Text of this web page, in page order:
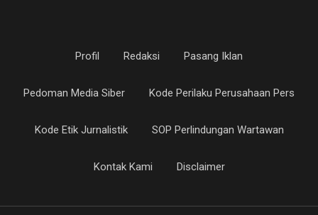
Profil Redaksi Pasang Iklan
Pedoman Media Siber Kode Perilaku Perusahaan Pers
Kode Etik Jurnalistik SOP Perlindungan Wartawan
Kontak Kami Disclaimer